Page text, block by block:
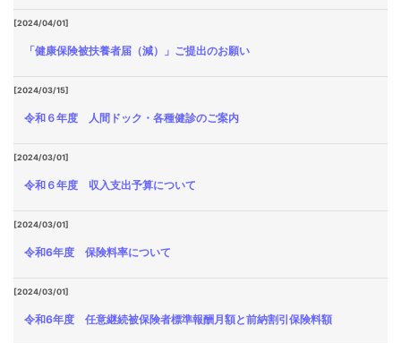
[2024/04/01]
「健康保険被扶養者届（減）」ご提出のお願い
[2024/03/15]
令和６年度 人間ドック・各種健診のご案内
[2024/03/01]
令和６年度 収入支出予算について
[2024/03/01]
令和6年度 保険料率について
[2024/03/01]
令和6年度 任意継続被保険者標準報酬月額と前納割引保険料額